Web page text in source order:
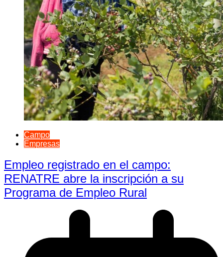
Campo
Empresas
Empleo registrado en el campo:
RENATRE abre la inscripción a su
Programa de Empleo Rural